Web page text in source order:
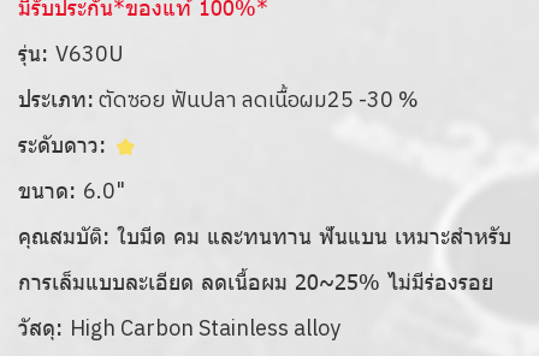
มีรับประกัน*ของแท้ 100%*
รุ่น: V630U
ประเภท: ตัดซอย ฟันปลา ลดเนื้อผม25 -30 %
ระดับดาว:
ขนาด: 6.0"
คุณสมบัติ: ใบมีด คม และทนทาน ฟันแบน เหมาะสำหรับ
การเล็มแบบละเอียด ลดเนื้อผม 20~25% ไม่มีร่องรอย
วัสดุ: High Carbon Stainless alloy